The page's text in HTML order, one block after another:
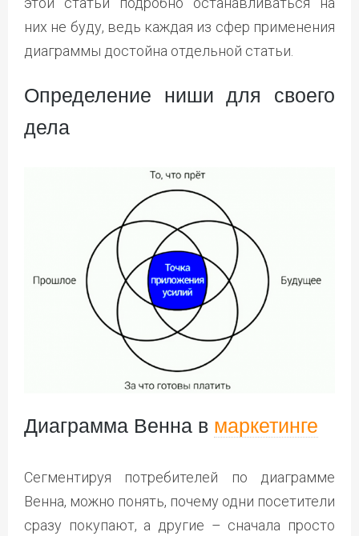
них не буду, ведь каждая из сфер применения
диаграммы достойна отдельной статьи.
Определение ниши для своего
дела
Диаграмма Венна в маркетинге
Сегментируя потребителей по диаграмме
Венна, можно понять, почему одни посетители
сразу покупают, а другие – сначала просто